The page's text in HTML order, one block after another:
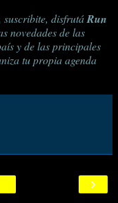
suscribite, disfrutáRun
novedades de las
y de las principales
tu propia agenda
›